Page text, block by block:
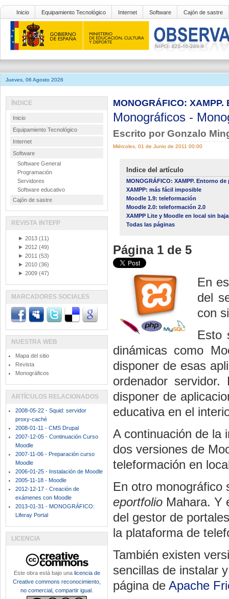
Inicio Equipamiento Tecnológico Internet Software Cajón de sastre
Jueves, 06 Agosto 2026
MONOGRÁFICO:
Monográficos -
Escrito por Gonzalo
Miércoles, 01 de Junio de 2011 00:00
Indice del artículo
MONOGRÁFICO: XAMPP. Entorno
XAMPP: más fácil imposible
Moodle 1.9: teleformación
Moodle 2.0: teleformación 2.0
XAMPP Lite y Moodle en local sin
Todas las páginas
Página 1 de 5
En
del
con
Esto
dinámicas como
disponer de esas
ordenador
disponer de
educativa en el
A continuación de la
dos versiones de
teleformación en
En otro monográfico
eportfolio Mahara. Y
del gestor de
la plataforma de
También existen
sencillas de instalar
página de Apache
ÍNDICE
Inicio
Equipamiento Tecnológico
Internet
Software
Software General
Programación
Servidores
Software educativo
Cajón de sastre
REVISTA INTEFP
► 2013 (11)
► 2012 (49)
► 2011 (53)
► 2010 (36)
► 2009 (47)
MARCADORES SOCIALES
NUESTRA WEB
Mapa del sitio
Revista
Monográficos
ARTÍCULOS RELACIONADOS
2008-05-22 - Squid: servidor
proxy-caché
2008-01-11 - CMS Drupal
2007-12-05 - Continuación Curso
Moodle
2007-11-06 - Preparación curso
Moodle
2006-01-25 - Instalación de Moodle
2005-11-18 - Moodle
2012-12-17 - Creación de
exámenes con Moodle
2013-01-31 - MONOGRÁFICO:
Liferay Portal
LICENCIA
Este obra está bajo una licencia de
Creative commons reconocimiento,
no comercial, compartir igual